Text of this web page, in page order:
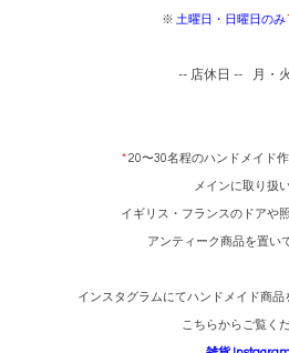
※ 土曜日・日曜日のみ
-- 店休日 -- 月・
*20〜30名程のハンドメイド
メインに取り扱い
イギリス・フランスのドアや
アンティーク商品を置い
インスタグラムにてハンドメイド商
こちらからご覧く